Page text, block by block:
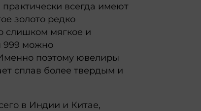
всегда имеют
золото редко
слишком мягкое и
999 можно
поэтому ювелиры
сплав более твердым и
в Индии и Китае,